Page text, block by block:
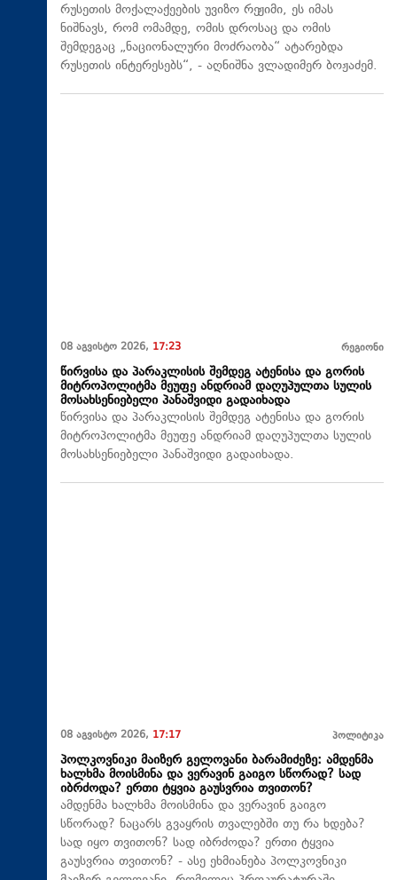
რუსეთის მოქალაქეების უვიზო რეჟიმი, ეს იმას
ნიშნავს, რომ ომამდე, ომის დროსაც და ომის
შემდეგაც „ნაციონალური მოძრაობა“ ატარებდა
რუსეთის ინტერესებს“, - აღნიშნა ვლადიმერ ბოჟაძემ.
08 აგვისტო 2026, 17:23 რეგიონი
წირვისა და პარაკლისის შემდეგ ატენისა და გორის
მიტროპოლიტმა მეუფე ანდრიამ დაღუპულთა სულის
მოსახსენიებელი პანაშვიდი გადაიხადა
წირვისა და პარაკლისის შემდეგ ატენისა და გორის
მიტროპოლიტმა მეუფე ანდრიამ დაღუპულთა სულის
მოსახსენიებელი პანაშვიდი გადაიხადა.
08 აგვისტო 2026, 17:17 პოლიტიკა
პოლკოვნიკი მაიზერ გელოვანი ბარამიძეზე: ამდენმა
ხალხმა მოისმინა და ვერავინ გაიგო სწორად? სად
იბრძოდა? ერთი ტყვია გაუსვრია თვითონ?
ამდენმა ხალხმა მოისმინა და ვერავინ გაიგო
სწორად? ნაცარს გვაყრის თვალებში თუ რა ხდება?
სად იყო თვითონ? სად იბრძოდა? ერთი ტყვია
გაუსვრია თვითონ? - ასე ეხმიანება პოლკოვნიკი